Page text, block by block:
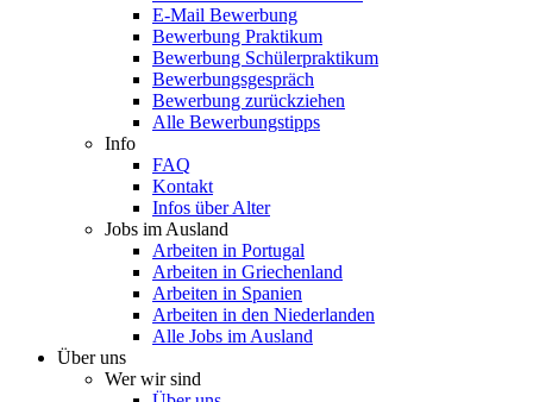
E-Mail Bewerbung
Bewerbung Praktikum
Bewerbung Schülerpraktikum
Bewerbungsgespräch
Bewerbung zurückziehen
Alle Bewerbungstipps
Info
FAQ
Kontakt
Infos über Alter
Jobs im Ausland
Arbeiten in Portugal
Arbeiten in Griechenland
Arbeiten in Spanien
Arbeiten in den Niederlanden
Alle Jobs im Ausland
Über uns
Wer wir sind